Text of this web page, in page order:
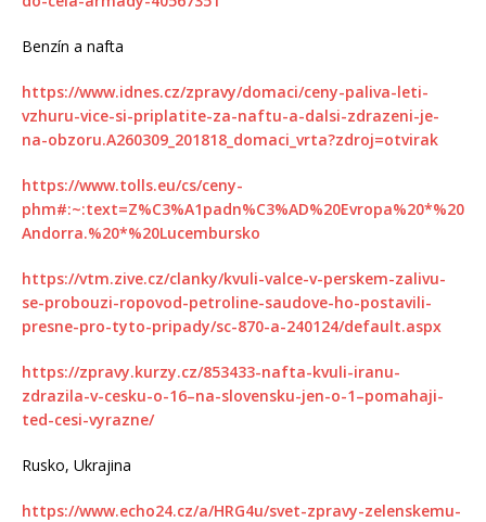
Benzín a nafta
https://www.idnes.cz/zpravy/domaci/ceny-paliva-leti-
vzhuru-vice-si-priplatite-za-naftu-a-dalsi-zdrazeni-je-
na-obzoru.A260309_201818_domaci_vrta?zdroj=otvirak
https://www.tolls.eu/cs/ceny-
phm#:~:text=Z%C3%A1padn%C3%AD%20Evropa%20*%20
Andorra.%20*%20Lucembursko
https://vtm.zive.cz/clanky/kvuli-valce-v-perskem-zalivu-
se-probouzi-ropovod-petroline-saudove-ho-postavili-
presne-pro-tyto-pripady/sc-870-a-240124/default.aspx
https://zpravy.kurzy.cz/853433-nafta-kvuli-iranu-
zdrazila-v-cesku-o-16–na-slovensku-jen-o-1–pomahaji-
ted-cesi-vyrazne/
Rusko, Ukrajina
https://www.echo24.cz/a/HRG4u/svet-zpravy-zelenskemu-